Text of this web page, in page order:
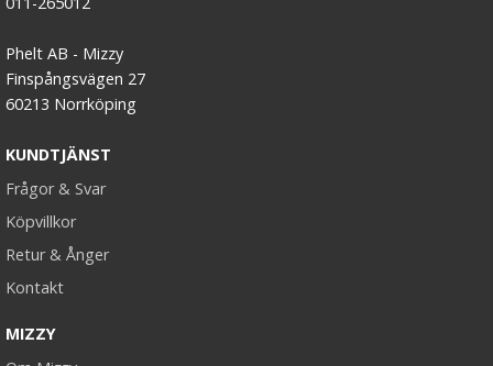
Phelt AB - Mizzy
Finspångsvägen 27
60213 Norrköping
KUNDTJÄNST
Frågor & Svar
Köpvillkor
Retur & Ånger
Kontakt
MIZZY